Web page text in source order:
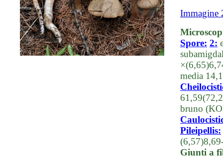
Immagine
Spore: 2:
media
bruno
Pileipellis:
Giunti a